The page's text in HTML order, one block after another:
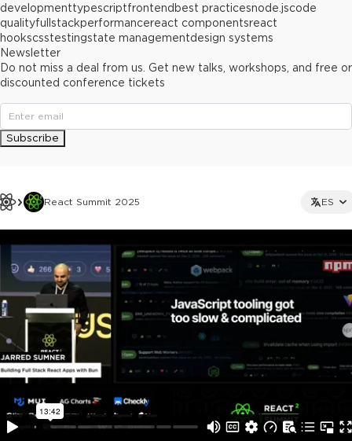
React Summit 2025 ES
developmenttypescriptfrontend best practicesnode.jscode
qualityfullstackperformancereact componentsreact
hookscsstestingstate managementdesign systems
Newsletter
Do not miss a deal from us. Get new talks, workshops, and free or
discounted conference tickets
Subscribe